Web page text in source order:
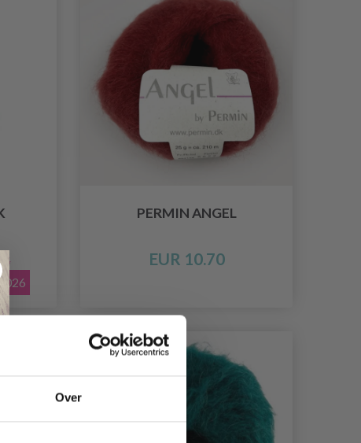
Over
PERMIN ANGEL
EUR 10.70
19% de réduction